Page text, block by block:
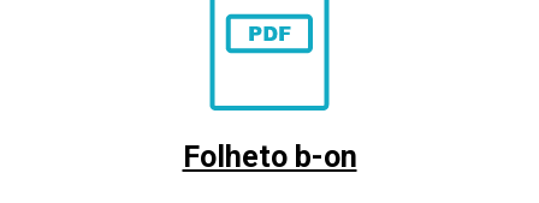
Folheto b-on